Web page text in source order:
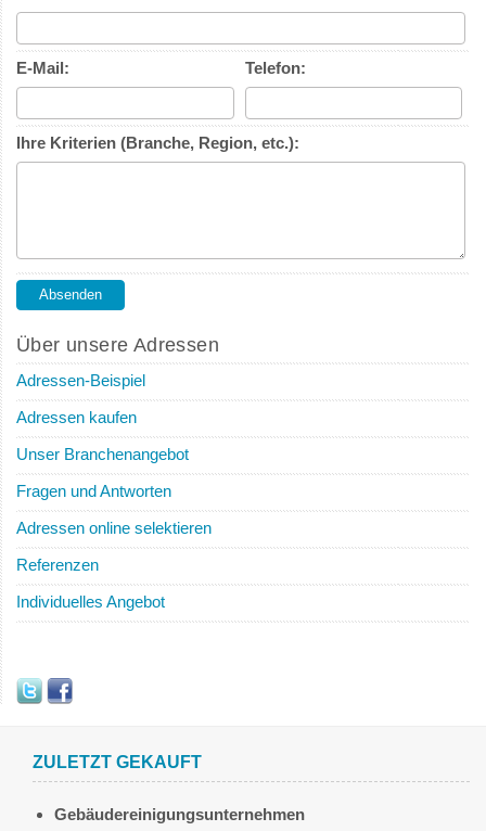
E-Mail: Telefon:
Ihre Kriterien (Branche, Region, etc.):
Über unsere Adressen
Adressen-Beispiel
Adressen kaufen
Unser Branchenangebot
Fragen und Antworten
Adressen online selektieren
Referenzen
Individuelles Angebot
ZULETZT GEKAUFT
Gebäudereinigungsunternehmen